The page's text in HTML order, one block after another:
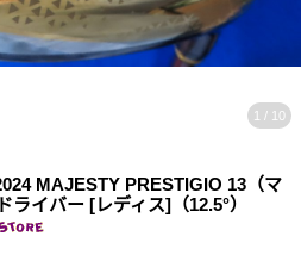
1 / 10
MAJESTY PRESTIGIO 13（マ
イバー [レディス]（12.5°）